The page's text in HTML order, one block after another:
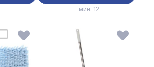
мин. 12